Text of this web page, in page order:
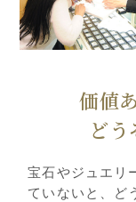
価値
どう
宝石やジュエリ
ていないと、ど